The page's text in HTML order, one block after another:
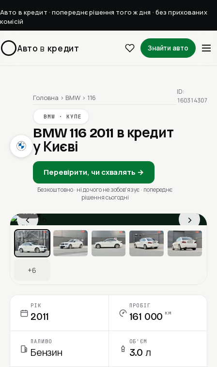
Авто в кредит · попереднє рішення того ж дня · без прихованих
комісій
Авто в кредит Знайти авто
Головна › BMW › 116
BMW · КУПЕ
BMW 116 2011 в кредит
у Києві
Перевірити, чи схвалять →
Безкоштовно · ні до чого не зобовʼязує · попереднє
рішення сьогодні
ID:
160314307
‹ ›
1 / 13
Ціна в місяць
+6
РІК
2011
ПРОБІГ
161 000 км
ПАЛИВО
Бензин
ОБ'ЄМ
3.0 л